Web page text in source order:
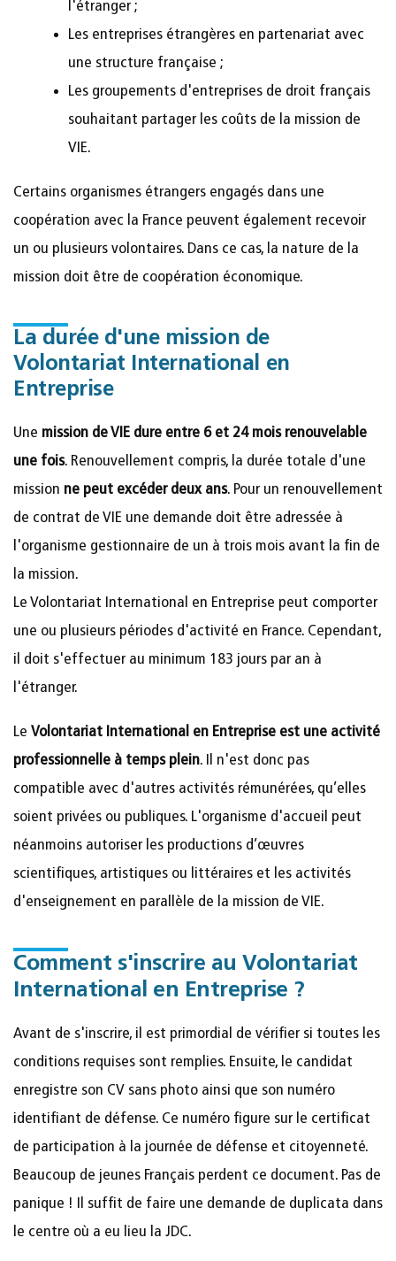
l'étranger ;
Les entreprises étrangères en partenariat avec
une structure française ;
Les groupements d'entreprises de droit français
souhaitant partager les coûts de la mission de
VIE.
Certains organismes étrangers engagés dans une
coopération avec la France peuvent également recevoir
un ou plusieurs volontaires. Dans ce cas, la nature de la
mission doit être de coopération économique.
La durée d'une mission de
Volontariat International en
Entreprise
Une mission de VIE dure entre 6 et 24 mois renouvelable
une fois. Renouvellement compris, la durée totale d'une
mission ne peut excéder deux ans. Pour un renouvellement
de contrat de VIE une demande doit être adressée à
l'organisme gestionnaire de un à trois mois avant la fin de
la mission.
Le Volontariat International en Entreprise peut comporter
une ou plusieurs périodes d'activité en France. Cependant,
il doit s'effectuer au minimum 183 jours par an à
l'étranger.
Le Volontariat International en Entreprise est une activité
professionnelle à temps plein. Il n'est donc pas
compatible avec d'autres activités rémunérées, qu’elles
soient privées ou publiques. L'organisme d'accueil peut
néanmoins autoriser les productions d’œuvres
scientifiques, artistiques ou littéraires et les activités
d'enseignement en parallèle de la mission de VIE.
Comment s'inscrire au Volontariat
International en Entreprise ?
Avant de s'inscrire, il est primordial de vérifier si toutes les
conditions requises sont remplies. Ensuite, le candidat
enregistre son CV sans photo ainsi que son numéro
identifiant de défense. Ce numéro figure sur le certificat
de participation à la journée de défense et citoyenneté.
Beaucoup de jeunes Français perdent ce document. Pas de
panique ! Il suffit de faire une demande de duplicata dans
le centre où a eu lieu la JDC.